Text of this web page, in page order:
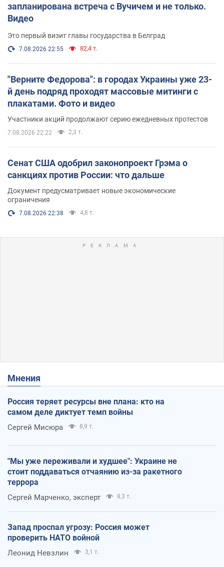
запланирована встреча с Вучичем и не только.
Видео
Это первый визит главы государства в Белград
7.08.2026 22:55 82,4 т.
"Верните Федорова": в городах Украины уже 23-
й день подряд проходят массовые митинги с
плакатами. Фото и видео
Участники акций продолжают серию ежедневных протестов
7.08.2026 22:22 2,3 т.
Сенат США одобрил законопроект Грэма о
санкциях против России: что дальше
Документ предусматривает новые экономические
ограничения
7.08.2026 22:38 4,8 т.
Мнения
Россия теряет ресурсы вне плана: кто на
самом деле диктует темп войны
Сергей Мисюра 8,9 т.
"Мы уже переживали и худшее": Украине не
стоит поддаваться отчаянию из-за ракетного
террора
Сергей Марченко, эксперт 8,3 т.
Запад проспал угрозу: Россия может
проверить НАТО войной
Леонид Невзлин 3,1 т.